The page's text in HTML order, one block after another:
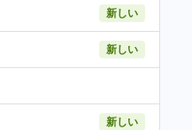
新しい
新しい
新しい